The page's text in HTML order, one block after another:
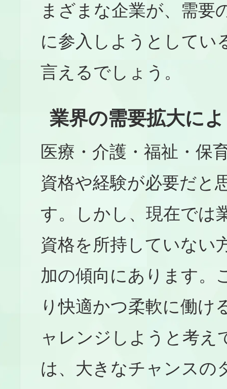
まざまな企業が、需要
に参入しようとしてい
言えるでしょう。
業界の需要拡大に
医療・介護・福祉・保
資格や経験が必要だと
す。しかし、現在では
資格を所持していない
加の傾向にあります。
り快適かつ柔軟に働け
ャレンジしようと考え
は、大きなチャンスの